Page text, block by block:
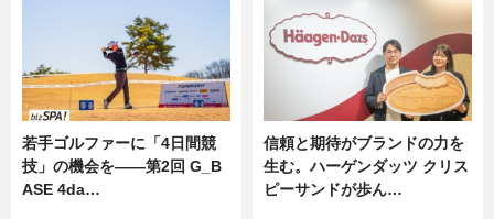
若手ゴルファーに「4日間競
技」の機会を——第2回 G_B
ASE 4da…
信頼と期待がブランドの力を
生む。ハーゲンダッツ クリス
ピーサンドが歩ん…